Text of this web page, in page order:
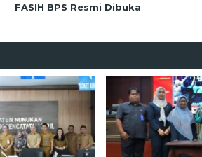
FASIH BPS Resmi Dibuka